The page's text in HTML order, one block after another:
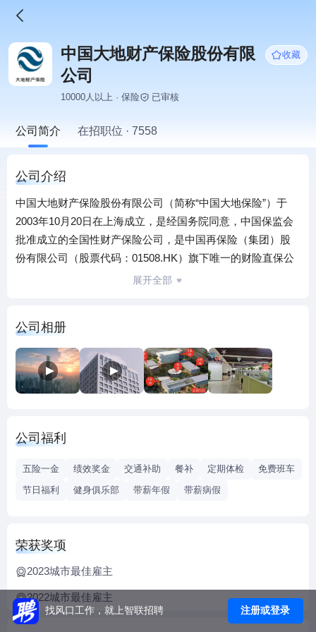
中国大地财产保险股份有限
公司
收藏
10000人以上 · 保险 已审核
公司简介 在招职位 · 7558
公司介绍
中国大地财产保险股份有限公司（简称“中国大地保险”）于
2003年10月20日在上海成立，是经国务院同意，中国保监会
批准成立的全国性财产保险公司，是中国再保险（集团）股
份有限公司（股票代码：01508.HK）旗下唯一的财险直保公
司，注册资本金151.15918986亿元。中国大地保险已设立分
“十三五”期间，中国大地保险以“三新三聚焦”战略为引领，坚
定推进“三化”能力建设，走“大地特色”的发展道路，保费复合
年化增长率达到12.5%，行业地位及市场影响力得到进一步提
升。2021年，公司实现保费收入435亿元，业务规模位列全国
县贫困群众提供保险兜底保障，累计承保风险超90亿元。自
意外返贫的问题。截止2021年底，已在全国28个省（自治
月，面对河南暴雨灾情，中国大地保险抽调精干人员组建抢
险救灾突击队，为客户提供救援服务，并开辟绿色通道、减
免理赔单证，快速支付赔款近亿元。
【严守风险底线】中国大地保险认真落实中央关于打好防范
化解金融风险攻坚战的战略部署；坚持依法合规经营，稳健
展开全部
公司相册
公司福利
五险一金 绩效奖金 交通补助 餐补 定期体检
免费班车
节日福利
健身俱乐部 带薪年假 带薪病假
荣获奖项
2023城市最佳雇主
2022城市最佳雇主
找风口工作，就上智联招聘 注册或登录